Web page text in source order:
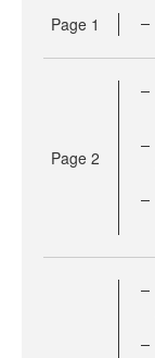
Page 1
Page 2